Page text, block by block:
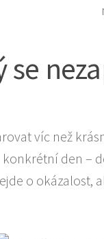
se
víc než
den –
o okázalost,